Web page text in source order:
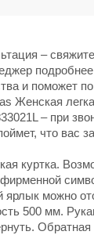
–
и поможет
Женская
– при
что вас
куртка.
ярлык можно
500 мм.